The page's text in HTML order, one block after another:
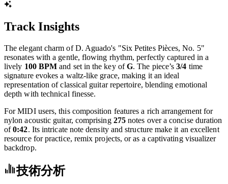
Track Insights
The elegant charm of D. Aguado's "Six Petites Pièces, No. 5"
resonates with a gentle, flowing rhythm, perfectly captured in a
lively100 BPMand set in the key ofG. The piece’s3/4time
signature evokes a waltz-like grace, making it an ideal
depth with technical finesse.
For MIDI users, this composition features a rich arrangement for
nylon acoustic guitar, comprising275notes over a concise duration
of0:42. Its intricate note density and structure make it an excellent
backdrop.